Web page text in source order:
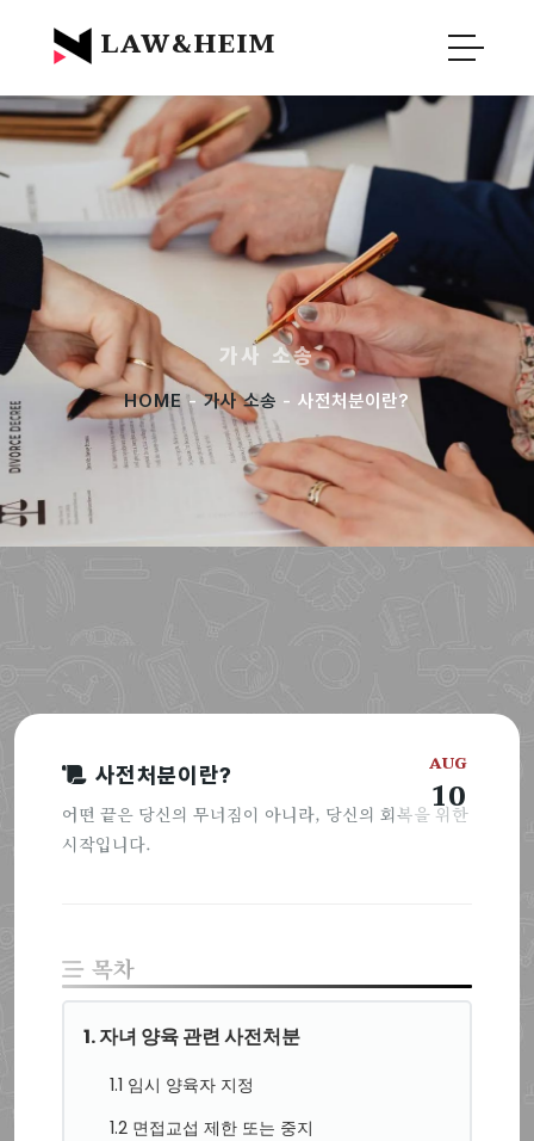
LAW&HEIM
가사 소송
HOME -가사 소송 - 사전처분이란?
AUG
10
사전처분이란?
어떤 끝은 당신의 무너짐이 아니라, 당신의 회복을 위한
시작입니다.
목차
1. 자녀 양육 관련 사전처분
1.1 임시 양육자 지정
1.2 면접교섭 제한 또는 중지